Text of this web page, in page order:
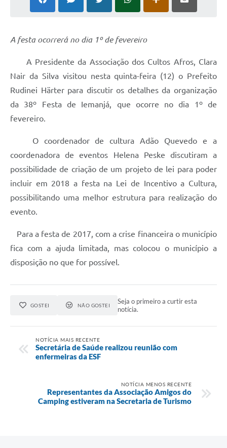
A festa ocorrerá no dia 1º de fevereiro
A Presidente da Associação dos Cultos Afros, Clara
Nair da Silva visitou nesta quinta-feira (12) o Prefeito
Rudinei Härter para discutir os detalhes da organização
da 38º Festa de Iemanjá, que ocorre no dia 1º de
fevereiro.
O coordenador de cultura Adão Quevedo e a
coordenadora de eventos Helena Peske discutiram a
possibilidade de criação de um projeto de lei para poder
incluir em 2018 a festa na Lei de Incentivo a Cultura,
possibilitando uma melhor estrutura para realização do
evento.
Para a festa de 2017, com a crise financeira o município
fica com a ajuda limitada, mas colocou o município a
disposição no que for possível.
GOSTEI NÃO GOSTEI
Seja o primeiro a curtir esta
notícia.
NOTÍCIA MAIS RECENTE
Secretária de Saúde realizou reunião com
enfermeiras da ESF
NOTÍCIA MENOS RECENTE
Representantes da Associação Amigos do
Camping estiveram na Secretaria de Turismo